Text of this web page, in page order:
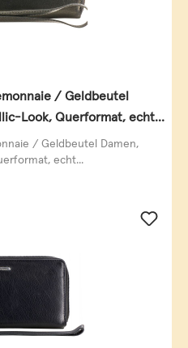
/ Geldbeutel
Look, Querformat, echt
/ Geldbeutel Damen,
echt...